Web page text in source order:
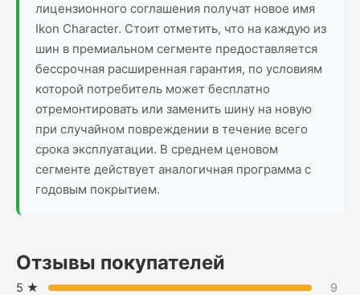
лицензионного соглашения получат новое имя
Ikon Character. Стоит отметить, что на каждую из
шин в премиальном сегменте предоставляется
бессрочная расширенная гарантия, по условиям
которой потребитель может бесплатно
отремонтировать или заменить шину на новую
при случайном повреждении в течение всего
срока эксплуатации. В среднем ценовом
сегменте действует аналогичная программа с
годовым покрытием.
Отзывы покупателей
5 ★
9